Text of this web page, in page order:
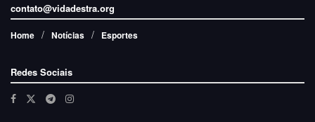
contato@vidadestra.org
Home Notícias Esportes
Redes Sociais